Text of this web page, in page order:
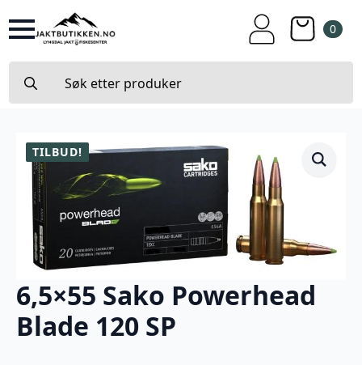
0
for:
TILBUD!
6,5×55 Sako Powerhead
Blade 120 SP